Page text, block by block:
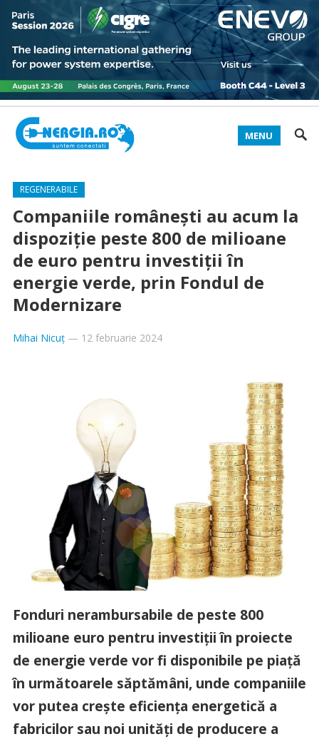
MENU
REGENERABILE
Companiile românești au acum la
dispoziție peste 800 de milioane
de euro pentru investiții în
energie verde, prin Fondul de
Modernizare
Mihai Nicuț— 12 februarie 2024
Fonduri nerambursabile de peste 800
milioane euro pentru investiții în proiecte
de energie verde vor fi disponibile pe piață
în următoarele săptămâni, unde companiile
vor putea crește eficiența energetică a
fabricilor sau noi unități de producere a